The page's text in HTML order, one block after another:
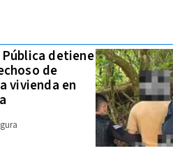
Pública detiene
de
vivienda en